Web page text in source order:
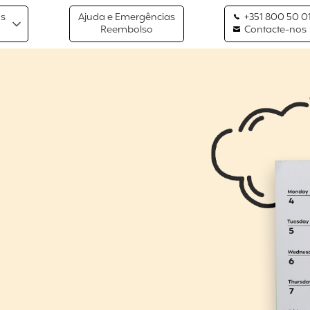
Ajuda e Emergências
Reembolso
+351 800 50
Contacte-nos